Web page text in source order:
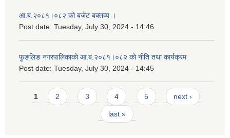
आ.ब.२०८१।०८२ को बजेट बक्तव्य ।
Post date: Tuesday, July 30, 2024 - 14:46
फुङलिङ नगरपालिकाको आ.ब.२०८१।०८२ को नीति तथा कार्यक्रम
Post date: Tuesday, July 30, 2024 - 14:45
Pages
1 2 3 4 5 next ›
last »